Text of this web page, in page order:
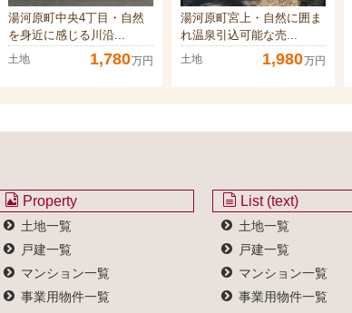
湯河原町中央4丁目・自然
を身近に感じる川沿...
土地 1,780万円
湯河原町宮上・自然に囲ま
れ温泉引込可能な売...
土地 1,980万円
Property
土地一覧
戸建一覧
マンション一覧
事業用物件一覧
List (text)
土地一覧
戸建一覧
マンション一覧
事業用物件一覧